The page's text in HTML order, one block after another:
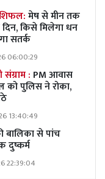
मेष से मीन तक
किसे मिलेगा धन
सतर्क
06:00:29
: PM आवास
को पुलिस ने रोका,
13:40:49
बालिका से पांच
दुष्कर्म
22:39:04